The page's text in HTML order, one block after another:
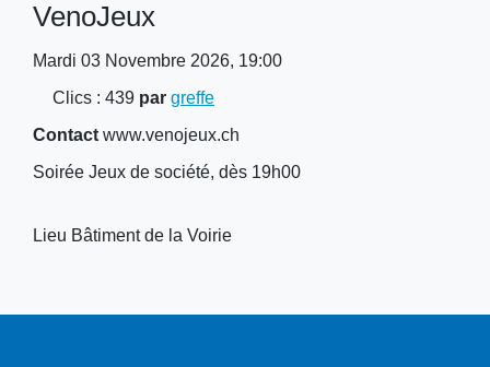
VenoJeux
Mardi 03 Novembre 2026, 19:00
Clics : 439 pargreffe
Contact www.venojeux.ch
Soirée Jeux de société, dès 19h00
Lieu Bâtiment de la Voirie